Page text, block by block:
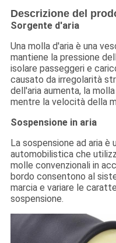
Descrizione del
Sorgente d'aria
Una molla d'aria è una
mantiene la pressione
isolare passeggeri e
causato da irregolarità
dell'aria aumenta, la
mentre la velocità della
Sospensione in aria
La sospensione ad aria è
automobilistica che
molle convenzionali in
bordo consentono al
marcia e variare le
sospensione.